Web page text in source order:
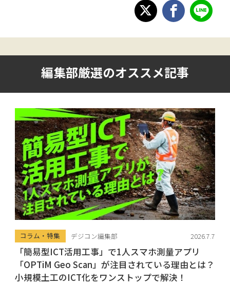
編集部厳選のオススメ記事
コラム・特集 デジコン編集部 2026.7.7
「簡易型ICT活用工事」で1人スマホ測量アプリ
「OPTiM Geo Scan」が注目されている理由とは？
小規模土工のICT化をワンストップで解決！